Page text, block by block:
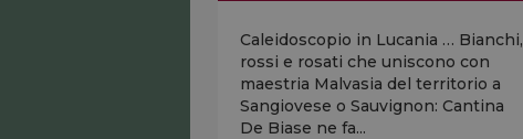
Caleidoscopio in Lucania … Bianchi,
rossi e rosati che uniscono con
maestria Malvasia del territorio a
Sangiovese o Sauvignon: Cantina
De Biase ne fa...